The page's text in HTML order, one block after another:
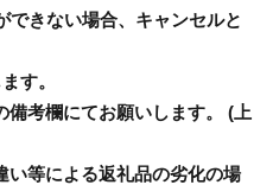
きない場合、キャンセルと
す。
考欄にてお願いします。 (上
等による返礼品の劣化の場